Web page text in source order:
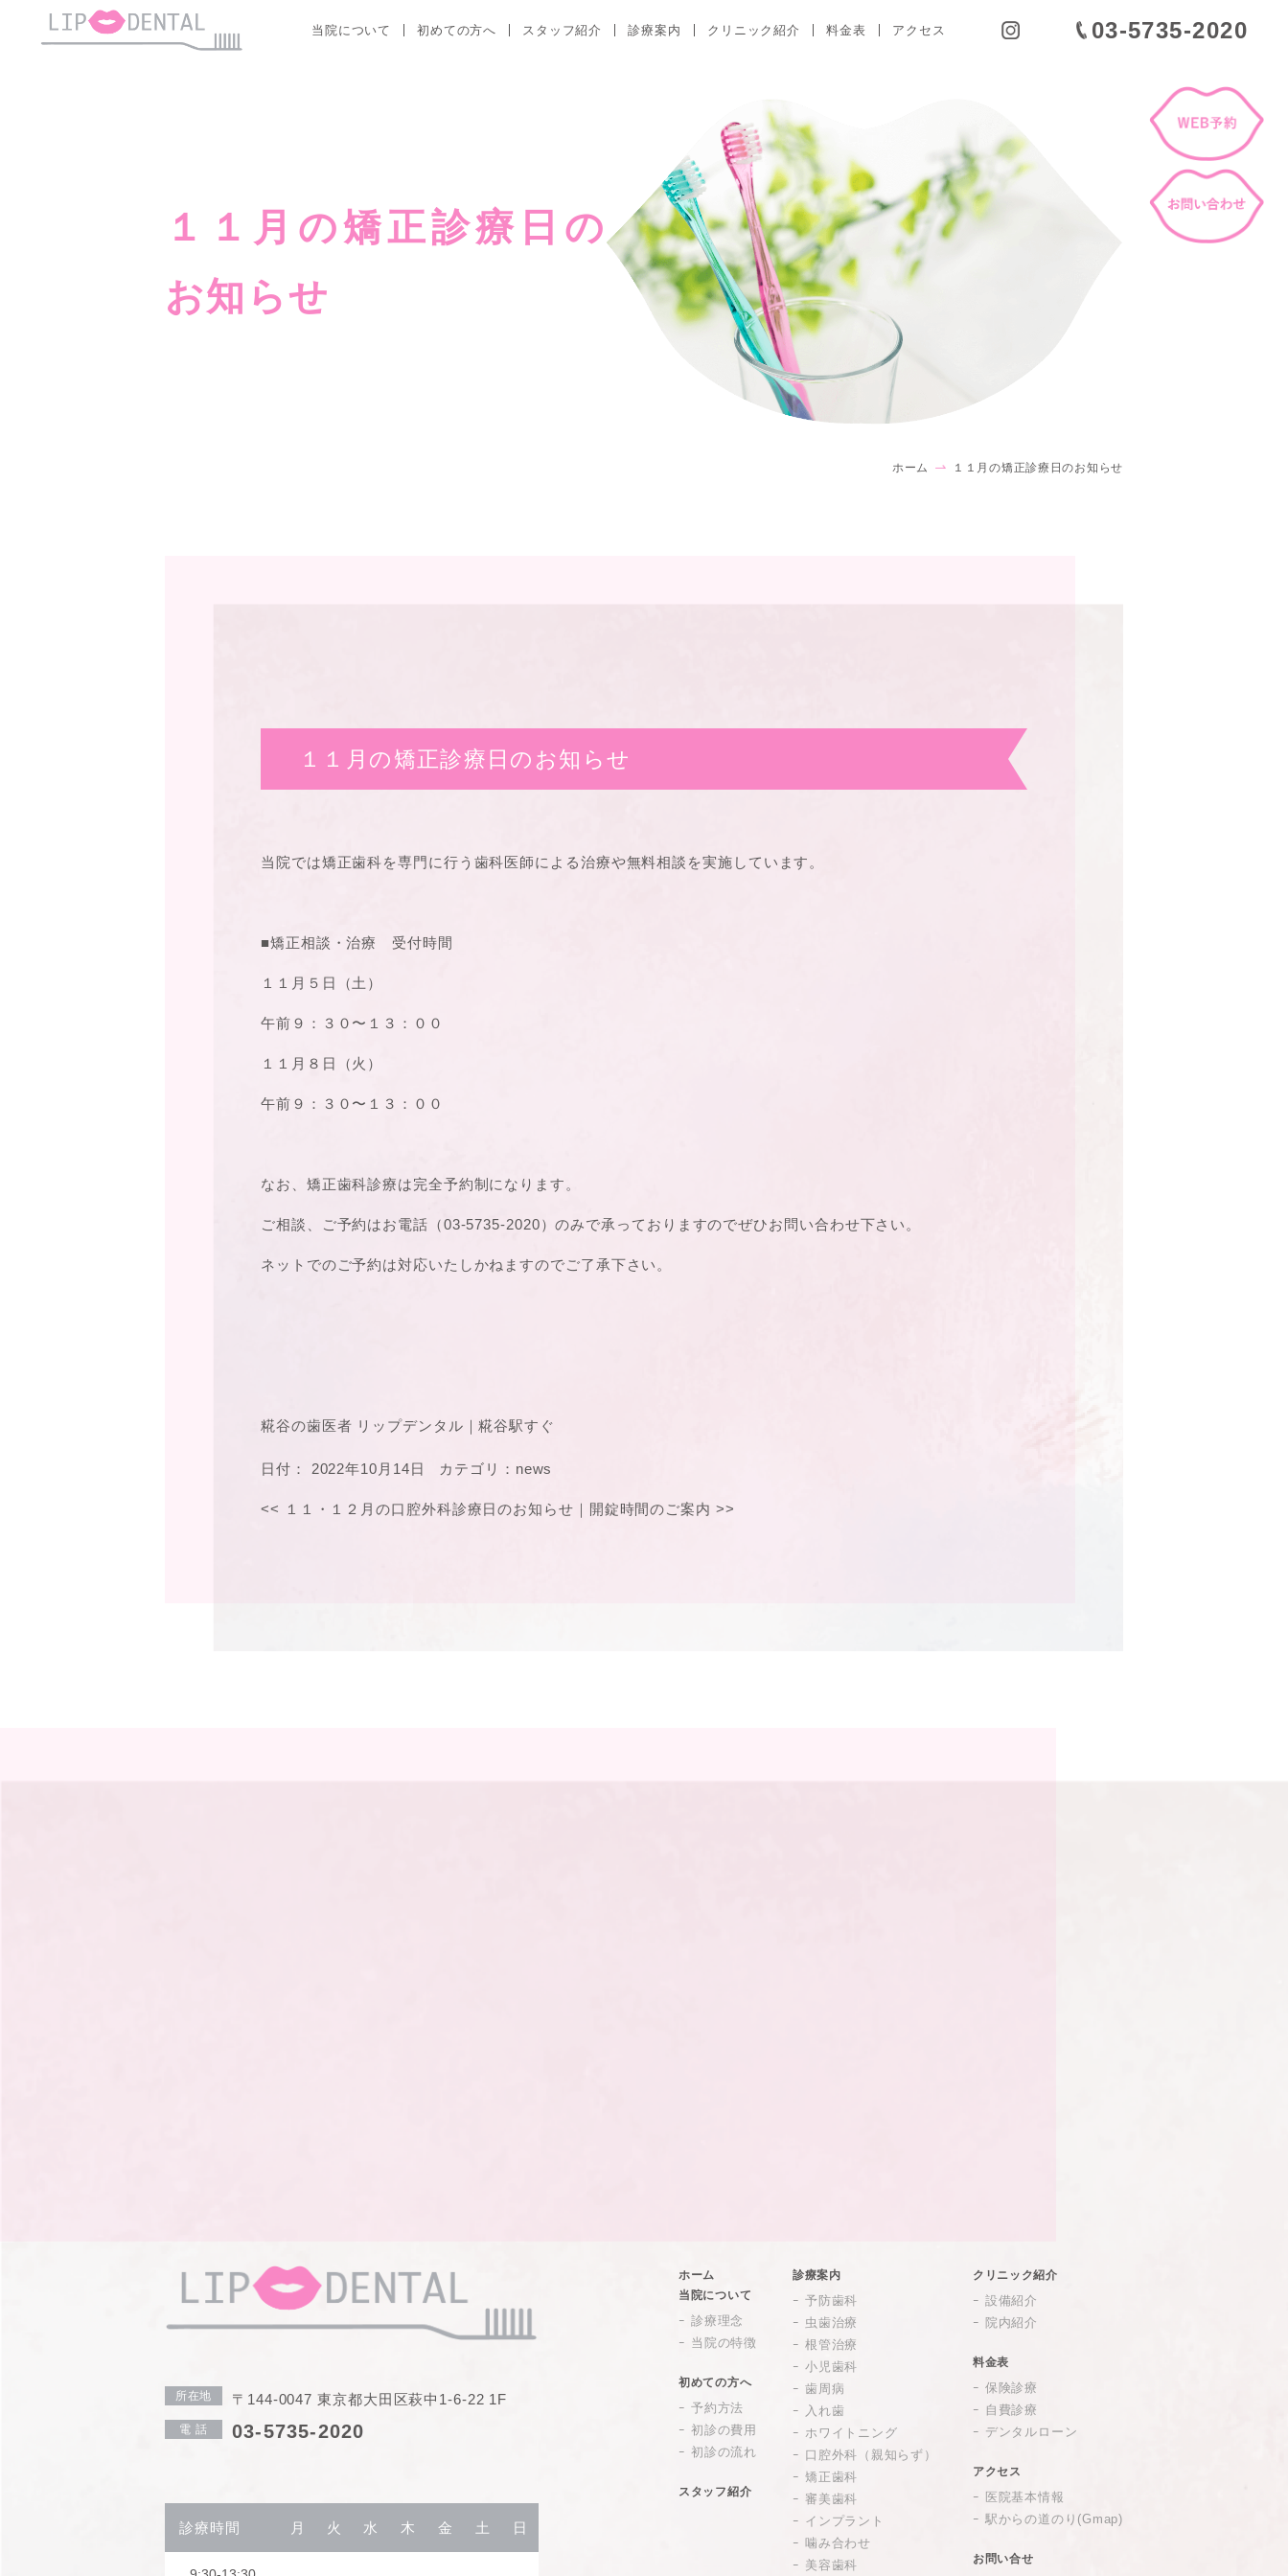
当院について 初めての方へ スタッフ紹介 診療案内 クリニック紹介 料金表 アクセス 03-5735-2020
１１月の矯正診療日の
お知らせ
ホーム １１月の矯正診療日のお知らせ
１１月の矯正診療日のお知らせ
当院では矯正歯科を専門に行う歯科医師による治療や無料相談を実施しています。
■矯正相談・治療 受付時間
１１月５日（土）
午前９：３０〜１３：００
１１月８日（火）
午前９：３０〜１３：００
なお、矯正歯科診療は完全予約制になります。
ご相談、ご予約はお電話（03-5735-2020）のみで承っておりますのでぜひお問い合わせ下さい。
ネットでのご予約は対応いたしかねますのでご了承下さい。
糀谷の歯医者 リップデンタル｜糀谷駅すぐ
日付： 2022年10月14日 カテゴリ： news
<< １１・１２月の口腔外科診療日のお知らせ ｜ 開錠時間のご案内 >>
所在地 〒144-0047 東京都大田区萩中1-6-22 1F
電 話 03-5735-2020
診療時間 月 火 水 木 金 土 日
ホーム
当院について
診療理念
当院の特徴
初めての方へ
予約方法
初診の費用
初診の流れ
スタッフ紹介
診療案内
予防歯科
虫歯治療
根管治療
小児歯科
歯周病
入れ歯
ホワイトニング
口腔外科（親知らず）
矯正歯科
審美歯科
インプラント
噛み合わせ
美容歯科
クリニック紹介
設備紹介
院内紹介
料金表
保険診療
自費診療
デンタルローン
アクセス
医院基本情報
駅からの道のり(Gmap)
お問い合せ